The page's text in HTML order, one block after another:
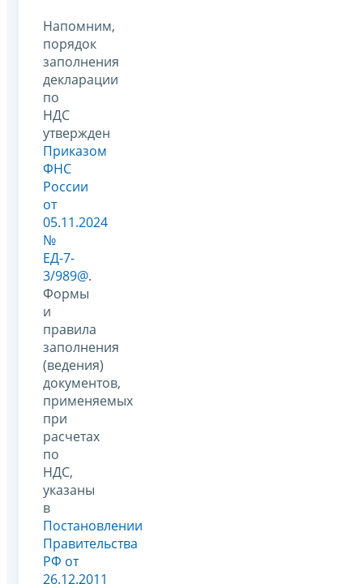
Напомним,
порядок
заполнения
декларации
по
НДС
утвержден
Приказом
ФНС
России
от
05.11.2024
№
ЕД-7-
3/989@.
Формы
и
правила
заполнения
(ведения)
документов,
применяемых
при
расчетах
по
НДС,
указаны
в
Постановлении
Правительства
РФ от
26.12.2011